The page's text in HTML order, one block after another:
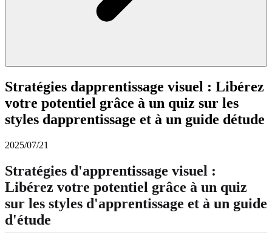
Stratégies dapprentissage visuel : Libérez
votre potentiel grâce à un quiz sur les
styles dapprentissage et à un guide détude
2025/07/21
Stratégies d'apprentissage visuel :
Libérez votre potentiel grâce à un quiz
sur les styles d'apprentissage et à un guide
d'étude